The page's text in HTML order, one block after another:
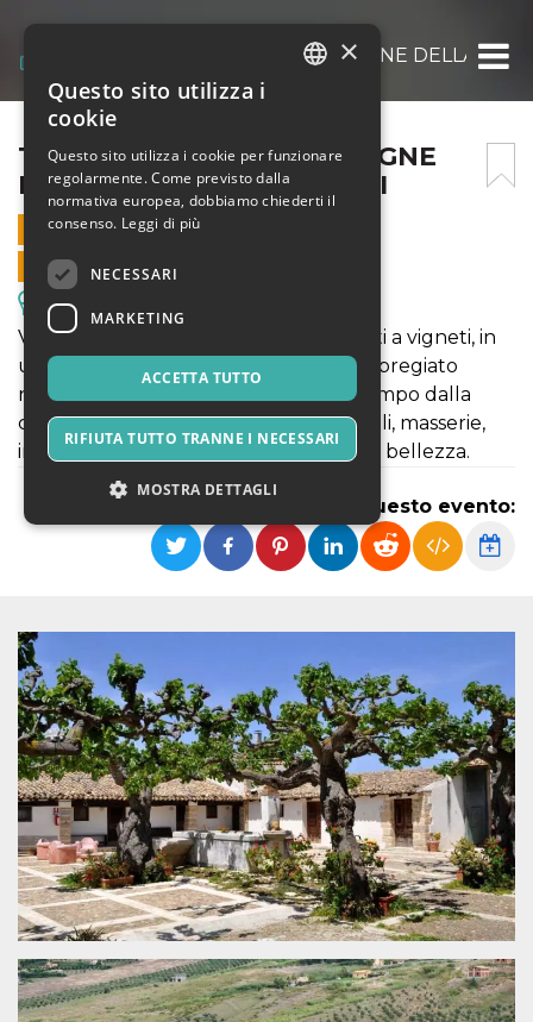
TREKKING TRA BAGLI E VIGNE DELLA
TREKKING TRA BAGLI E VIGNE
DELLA TENUTA CHIARELLI
21 AGOSTO 2023 - 16:30
VENDITE ONLINE TERMINATE
Escursioni & Visite Guidate
Vi accompagneremo tra campi coltivati a vigneti, in
una zona DOC, per la produzione del pregiato
nettare degli dei, caratterizzata nel tempo dalla
costante presenza dell'uomo, con bagli, masserie,
impianti rurali e idraulici di indiscutibile bellezza.
Condividi questo evento:
×
Questo sito utilizza i
cookie
Questo sito utilizza i cookie per funzionare
regolarmente. Come previsto dalla
normativa europea, dobbiamo chiederti il
consenso. Leggi di più
NECESSARI
MARKETING
ACCETTA TUTTO
RIFIUTA TUTTO TRANNE I NECESSARI
MOSTRA DETTAGLI
Necessari Marketing
indispensabili al funzionamento del sito. I
servizi qui presenti non potranno funzionare
senza.
Nome
Provider /
Dominio
Scadenza Descrizione
cf_clearance
Cloudflare,
Inc.
.oooh.events
1 anno
Clearance
Cookie from
CloudFlare
stores the proof
of challenge
passed. It is
used to no
longer issue a
captcha or
jschallenge
challenge if
required to
reach origin
server.